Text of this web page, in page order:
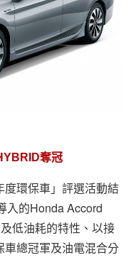
奪冠
環保車」評選活動結
入的Honda Accord
低油耗的特性、以接
總冠軍及油電混合分